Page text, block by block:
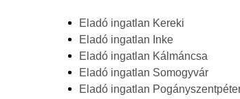
Eladó ingatlan Kereki
Eladó ingatlan Inke
Eladó ingatlan Kálmáncsa
Eladó ingatlan Somogyvár
Eladó ingatlan